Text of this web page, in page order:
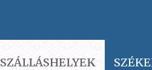
SZÁLLÁSHELYEK